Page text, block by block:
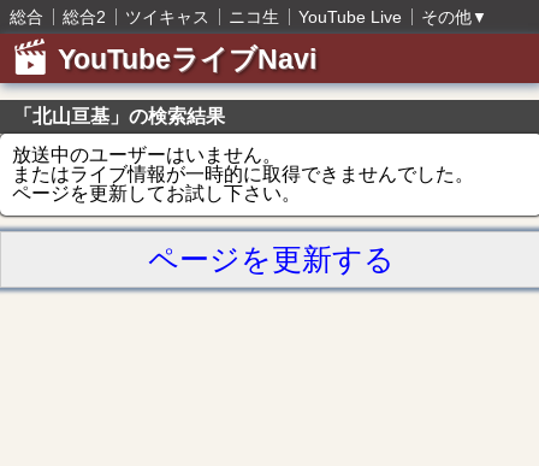
総合 総合2 ツイキャス ニコ生 YouTube Live その他▼
YouTubeライブNavi
「北山亘基」の検索結果
放送中のユーザーはいません。
またはライブ情報が一時的に取得できませんでした。
ページを更新してお試し下さい。
ページを更新する